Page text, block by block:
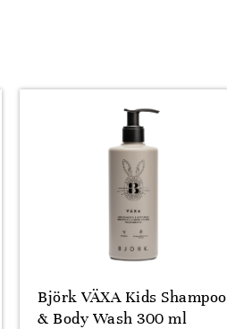
Björk VÄXA Kids Shampoo
& Body Wash 300 ml